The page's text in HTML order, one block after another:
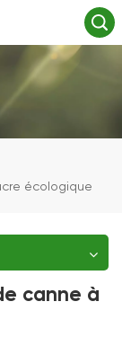
écologique
canne à